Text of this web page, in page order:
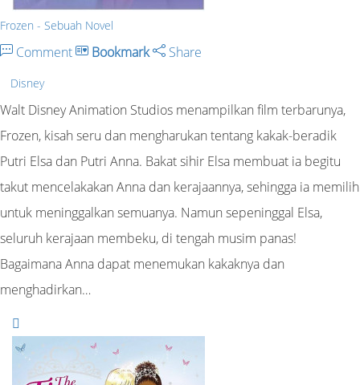
Frozen - Sebuah Novel
Comment Bookmark Share
Disney
Walt Disney Animation Studios menampilkan film terbarunya,
Frozen, kisah seru dan mengharukan tentang kakak-beradik
Putri Elsa dan Putri Anna. Bakat sihir Elsa membuat ia begitu
takut mencelakakan Anna dan kerajaannya, sehingga ia memilih
untuk meninggalkan semuanya. Namun sepeninggal Elsa,
seluruh kerajaan membeku, di tengah musim panas!
Bagaimana Anna dapat menemukan kakaknya dan
menghadirkan…